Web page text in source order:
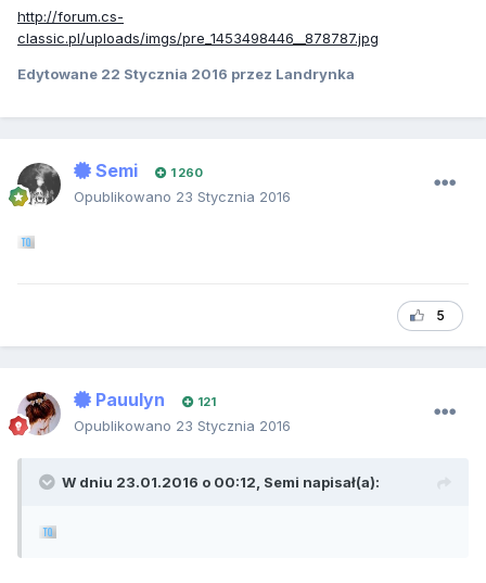
http://forum.cs-
classic.pl/uploads/imgs/pre_1453498446__878787.jpg
Edytowane 22 Stycznia 2016 przez Landrynka
Semi 1 260
Opublikowano 23 Stycznia 2016
5
Pauulyn 121
Opublikowano 23 Stycznia 2016
W dniu 23.01.2016 o 00:12, Semi napisał(a):